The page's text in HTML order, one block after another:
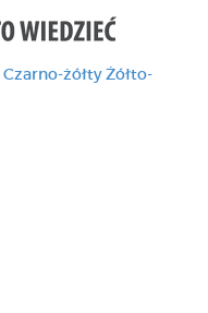
Czarno-żółty Żółto-